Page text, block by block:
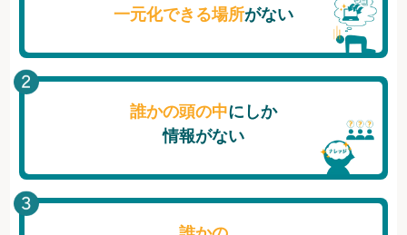
一元化できる場所がない
誰かの頭の中にしか
情報がない